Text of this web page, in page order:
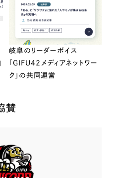
岐阜のリーダーボイス
「GIFU42メディアネットワー
ク」の共同運営
賛